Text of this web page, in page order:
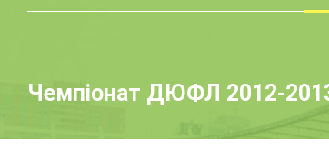
Чемпіонат ДЮФЛ 2012-